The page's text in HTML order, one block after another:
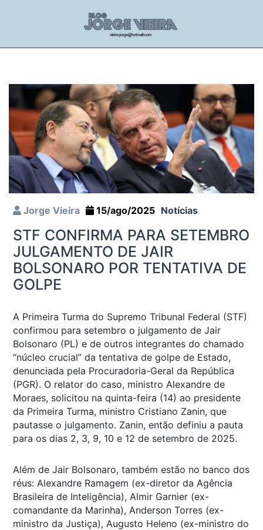
Jorge Vieira 15/ago/2025 Notícias
STF CONFIRMA PARA SETEMBRO
JULGAMENTO DE JAIR
BOLSONARO POR TENTATIVA DE
GOLPE
A Primeira Turma do Supremo Tribunal Federal (STF)
confirmou para setembro o julgamento de Jair
Bolsonaro (PL) e de outros integrantes do chamado
“núcleo crucial” da tentativa de golpe de Estado,
denunciada pela Procuradoria-Geral da República
(PGR). O relator do caso, ministro Alexandre de
Moraes, solicitou na quinta-feira (14) ao presidente
da Primeira Turma, ministro Cristiano Zanin, que
pautasse o julgamento. Zanin, então definiu a pauta
para os dias 2, 3, 9, 10 e 12 de setembro de 2025.
Além de Jair Bolsonaro, também estão no banco dos
réus: Alexandre Ramagem (ex-diretor da Agência
Brasileira de Inteligência), Almir Garnier (ex-
comandante da Marinha), Anderson Torres (ex-
ministro da Justiça), Augusto Heleno (ex-ministro do